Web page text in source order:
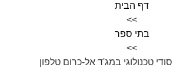
דף הבית
>>
בתי ספר
>>
טכנולוגי במג'ד אל-כרום טלפון